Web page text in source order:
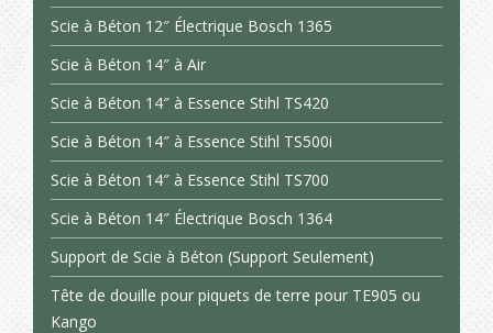
Scie à Béton 12″ Électrique Bosch 1365
Scie à Béton 14″ à Air
Scie à Béton 14″ à Essence Stihl TS420
Scie à Béton 14″ à Essence Stihl TS500i
Scie à Béton 14″ à Essence Stihl TS700
Scie à Béton 14″ Électrique Bosch 1364
Support de Scie à Béton (Support Seulement)
Tête de douille pour piquets de terre pour TE905 ou
Kango